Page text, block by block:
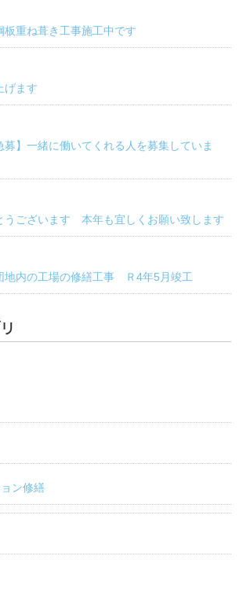
板重ね葺き工事施工中です
げます
募】一緒に働いてくれる人を募集していま
うございます 本年も宜しくお願い致します
地内の工場の修繕工事 Ｒ4年5月竣工
ン修繕